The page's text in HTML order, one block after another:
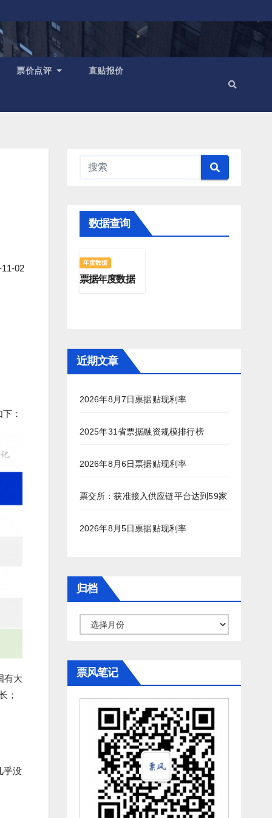
票价点评 直贴报价
02
：
有大
；
乎没
数据查询
年度数据
票据年度数据
近期文章
2026年8月7日票据贴现利率
2025年31省票据融资规模排行榜
2026年8月6日票据贴现利率
票交所：获准接入供应链平台达到59家
2026年8月5日票据贴现利率
归档
档
票风笔记